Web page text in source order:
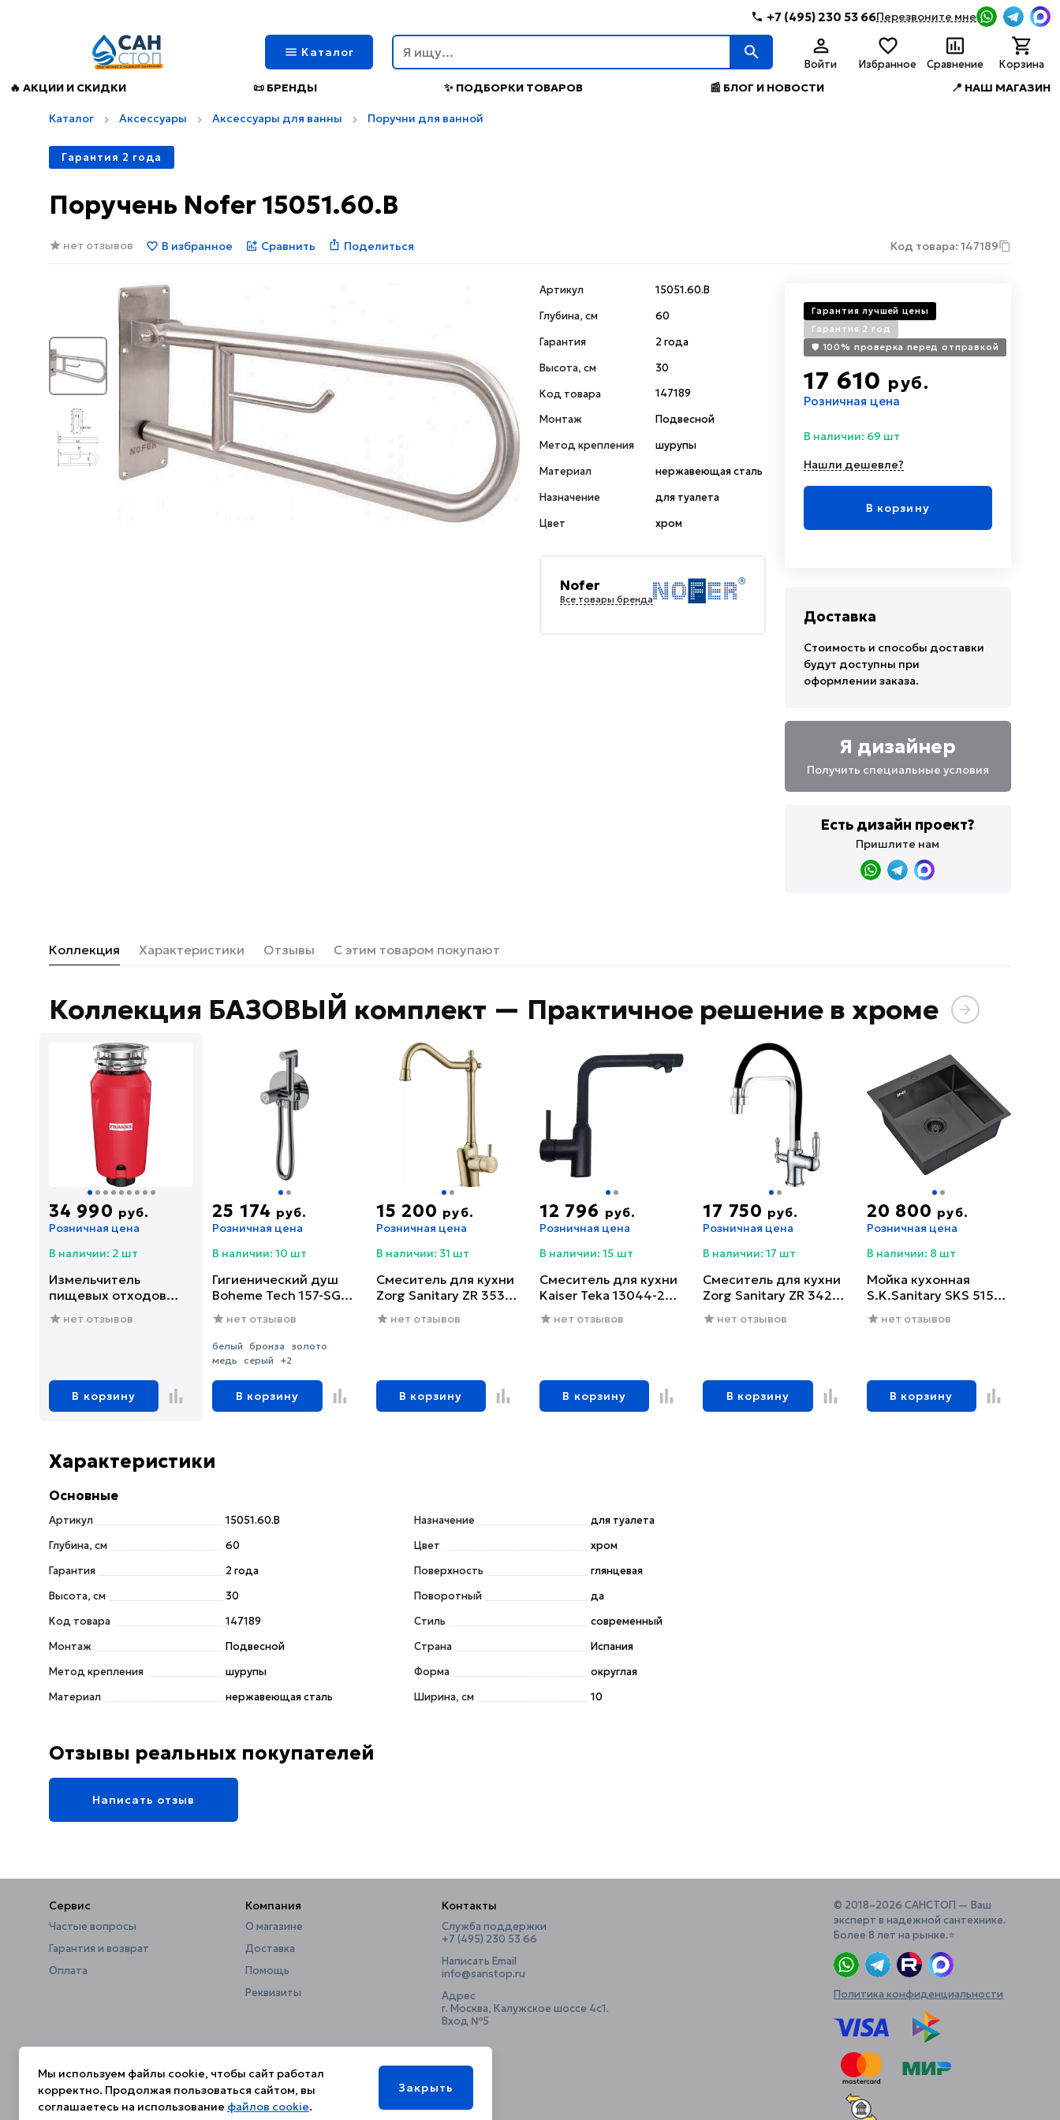
+7 (495) 230 53 66Перезвоните мне
Каталог
Войти Избранное Сравнение Корзина
🔥 АКЦИИ И СКИДКИ 📜 БРЕНДЫ ✨ ПОДБОРКИ ТОВАРОВ 📰 БЛОГ И НОВОСТИ 📍 НАШ МАГАЗИН
Каталог Аксессуары Аксессуары для ванны Поручни для ванной
Гарантия 2 года
Поручень Nofer 15051.60.B
нет отзывов В избранное Сравнить Поделиться Код товара: 147189
Артикул
15051.60.B
Глубина, см
60
Гарантия
2 года
Высота, см
30
Код товара
147189
Монтаж
Подвесной
Метод крепления
шурупы
Материал
нержавеющая сталь
Назначение
для туалета
Цвет
хром
Nofer
Все товары бренда
Гарантия лучшей цены
Гарантия 2 год
🛡️ 100% проверка перед отправкой
17 610 руб.
Розничная цена
В наличии: 69 шт
Нашли дешевле?
В корзину
Доставка
Стоимость и способы доставки
будут доступны при
оформлении заказа.
Я дизайнер
Получить специальные условия
Есть дизайн проект?
Пришлите нам
Коллекция Характеристики Отзывы С этим товаром покупают
Коллекция БАЗОВЫЙ комплект — Практичное решение в хроме
34 990 руб.
Розничная цена
В наличии: 2 шт
Измельчитель
пищевых отходов
Franke SLIM 75
(134.0715.096)
нет отзывов
В корзину
25 174 руб.
Розничная цена
В наличии: 10 шт
Гигиенический душ
Boheme Tech 157-SGM
со смесителем, С
ВНУТРЕННЕЙ
ЧАСТЬЮ, shine gun
metal
нет отзывов
белый бронза
золото
медь
серый +2
В корзину
15 200 руб.
Розничная цена
В наличии: 31 шт
Смеситель для кухни
Zorg Sanitary ZR 353
YF-BRнет отзывов
В корзину
12 796 руб.
Розничная цена
В наличии: 15 шт
Смеситель для кухни
Kaiser Teka 13044-2
черный глянцевый
нет отзывов
В корзину
17 750 руб.
Розничная цена
В наличии: 17 шт
Смеситель для кухни
Zorg Sanitary ZR 342-6
YF нет отзывов
В корзину
20 800 руб.
Розничная цена
В наличии: 8 шт
Мойка кухонная
S.K.Sanitary SKS 5151
GRAFIT с сифоном
нет отзывов
В корзину
Характеристики
Основные
Артикул
15051.60.B
Глубина, см
60
Гарантия
2 года
Высота, см
30
Код товара
147189
Монтаж
Подвесной
Метод крепления
шурупы
Материал
нержавеющая сталь
Назначение
для туалета
Цвет
хром
Поверхность
глянцевая
Поворотный
да
Стиль
современный
Страна
Испания
Форма
округлая
Ширина, см
10
Отзывы реальных покупателей
Написать отзыв
Сервис
Частые вопросы
Гарантия и возврат
Оплата
Компания
О магазине
Доставка
Помощь
Реквизиты
Контакты
Служба поддержки
+7 (495) 230 53 66
Написать Email
info@sanstop.ru
Адрес
г. Москва, Калужское шоссе 4с1.
Вход №5
© 2018–2026 САНСТОП — Ваш
эксперт в надежной сантехнике.
Более 8 лет на рынке.⭐️
Политика конфиденциальности
Мы используем файлы cookie, чтобы сайт работал
корректно. Продолжая пользоваться сайтом, вы
соглашаетесь на использование файлов cookie.
Закрыть